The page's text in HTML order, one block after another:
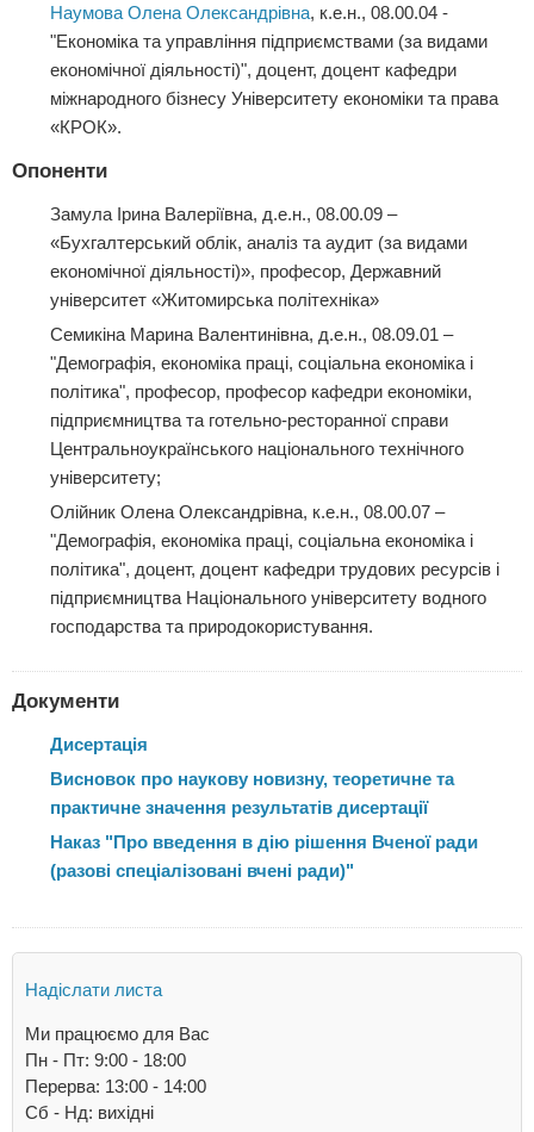
Наумова Олена Олександрівна, к.е.н., 08.00.04 -
"Економіка та управління підприємствами (за видами
економічної діяльності)", доцент, доцент кафедри
міжнародного бізнесу Університету економіки та права
«КРОК».
Опоненти
Замула Ірина Валеріївна, д.е.н., 08.00.09 –
«Бухгалтерський облік, аналіз та аудит (за видами
економічної діяльності)», професор, Державний
університет «Житомирська політехніка»
Семикіна Марина Валентинівна, д.е.н., 08.09.01 –
"Демографія, економіка праці, соціальна економіка і
політика", професор, професор кафедри економіки,
підприємництва та готельно-ресторанної справи
Центральноукраїнського національного технічного
університету;
Олійник Олена Олександрівна, к.е.н., 08.00.07 –
"Демографія, економіка праці, соціальна економіка і
політика", доцент, доцент кафедри трудових ресурсів і
підприємництва Національного університету водного
господарства та природокористування.
Документи
Дисертація
Висновок про наукову новизну, теоретичне та
практичне значення результатів дисертації
Наказ "Про введення в дію рішення Вченої ради
(разові спеціалізовані вчені ради)"
Надіслати листа
Ми працюємо для Вас
Пн - Пт: 9:00 - 18:00
Перерва: 13:00 - 14:00
Сб - Нд: вихідні